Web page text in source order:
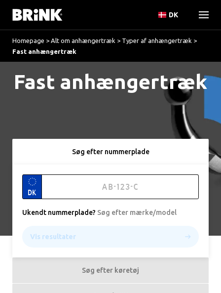
DK
Homepage > Alt om anhængertræk > Typer af anhængertræk >
Fast anhængertræk
Fast anhængertræk
Søg efter nummerplade
DK
Ukendt nummerplade? Søg efter mærke/model
Vis resultater
Søg efter køretøj